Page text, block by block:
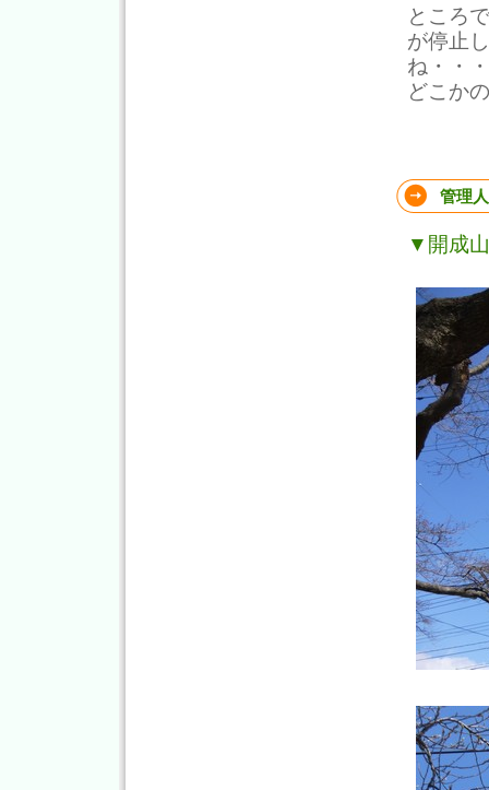
ところ
が停止
ね・・・
どこか
管理
▼開成